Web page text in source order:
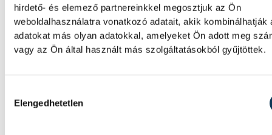
hirdető- és elemező partnereinkkel megosztjuk az Ön
weboldalhasználatra vonatkozó adatait, akik kombinálhatják
adatokat más olyan adatokkal, amelyeket Ön adott meg
vagy az Ön által használt más szolgáltatásokból gyűjtöttek.
Elengedhetetlen
Férfi kézilabda ifjúsági Eb:
jutott elődöntőbe a magyar
csapat
A magyar férfi ifjúsági kézilabda-